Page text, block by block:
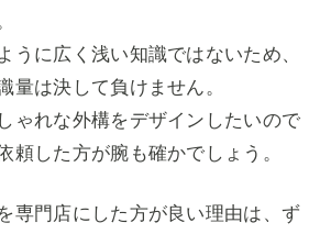
うに広く浅い知識ではないため、
量は決して負けません。
ゃれな外構をデザインしたいので
頼した方が腕も確かでしょう。
専門店にした方が良い理由は、ず